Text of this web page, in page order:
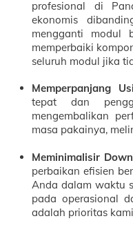
profesional di
ekonomis
mengganti modul
memperbaiki
seluruh modul jika
Memperpanjang
tepat dan
mengembalikan
masa pakainya,
Meminimalisir
perbaikan efisien
Anda dalam waktu
pada operasional
adalah prioritas